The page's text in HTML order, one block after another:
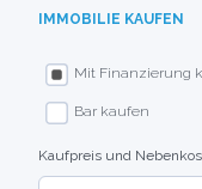
IMMOBILIE KAUFEN
Mit Finanzierung
Bar kaufen
Kaufpreis und